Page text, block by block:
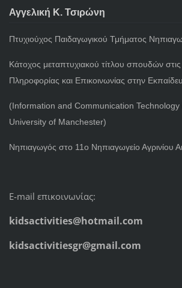
Αγγελική Κ. Τσιρώνη
Πτυχιούχος Παιδαγωγικού Τμήματος
Κάτοχος μεταπτυχιακού τίτλου σπουδών στις
Πληροφορίας και Επικοινωνίας στην
(Information and Communication Technology
University of Manchester)
Νηπιαγωγός στο 11ο Νηπιαγωγείο Αγρινίου
E-mail επικοινωνίας:
kidsactivities@hotmail.com
kidsactivitiesgr@gmail.com